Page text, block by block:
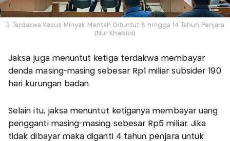
3 Terdakwa Kasus Minyak Mentah Dituntut 8 hingga 14 Tahun Penjara
(Nur Khabibi)
Jaksa juga menuntut ketiga terdakwa membayar
denda masing-masing sebesar Rp1 miliar subsider 190
hari kurungan badan.
Selain itu, jaksa menuntut ketiganya membayar uang
pengganti masing-masing sebesar Rp5 miliar. Jika
tidak dibayar maka diganti 4 tahun penjara untuk